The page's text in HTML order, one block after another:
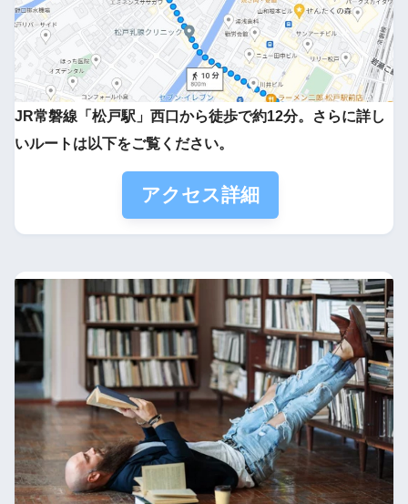
JR常磐線「松戸駅」西口から徒歩で約12分。さらに詳し
いルートは以下をご覧ください。
アクセス詳細